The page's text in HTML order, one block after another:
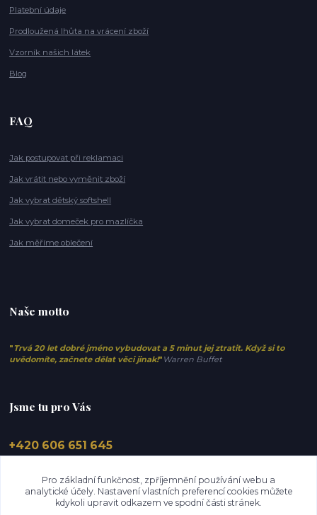
Platební údaje
Prodloužená lhůta na vrácení zboží
Vzorník našich látek
Blog
FAQ
Jak postupovat při reklamaci
Jak vrátit nebo vyměnit zboží
Jak vybrat dětský softshell
Jak vybrat domeček pro mazlíčka
Jak měříme oblečení
Naše motto
" Trvá 20 let dobré jméno vybudovat a 5 minut jej ztratit. Když si to
uvědomíte, začnete dělat věci jinak!" Warren Buffet
Jsme tu pro Vás
+420 606 651 645
info@elfino.cz
Pro základní funkčnost, zpříjemnění používání webu a
analytické účely. Nastavení vlastních preferencí cookies můžete
kdykoli upravit odkazem ve spodní části stránek.